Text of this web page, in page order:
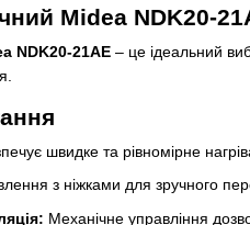
Midea NDK20-
NDK20-21AE – це ідеальний
швидке та рівномірне
з ніжками для зручного
Механічне управління